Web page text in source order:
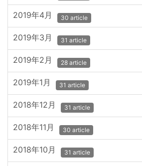
2019年4月 30 article
2019年3月 31 article
2019年2月 28 article
2019年1月 31 article
2018年12月 31 article
2018年11月 30 article
2018年10月 31 article